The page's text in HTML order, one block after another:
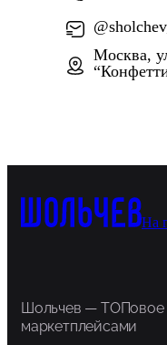
Москва,
На
Шольчев — ТОПовое
маркетплейсами